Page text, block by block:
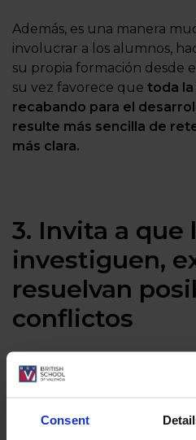
Consent
Además, es una manera
involucrar a los alumnos,
su propia formación desde
su vez favorece que toda
recabando para el
resulte más sencilla de
más clara.
3. Invita a que
investiguen,
resuelvan
conflictos
Como hemos comentado,
las ganas de aprender se
que además requiere de